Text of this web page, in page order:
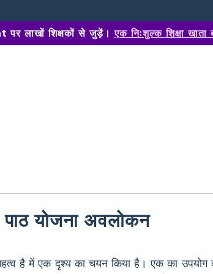
लाखों शिक्षकों से जुड़ें।एक निःशुल्क शिक्षा खाता
पाठ योजना अवलोकन
है में एक दृश्य का चयन किया है। एक का